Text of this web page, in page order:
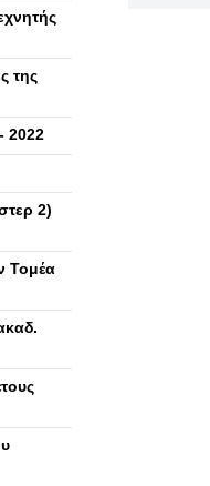
της
2022
2)
Τομέα